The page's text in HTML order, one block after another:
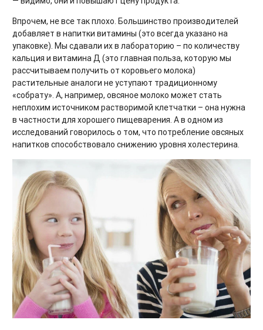
Впрочем, не все так плохо. Большинство производителей
добавляет в напитки витамины (это всегда указано на
упаковке). Мы сдавали их в лабораторию – по количеству
кальция и витамина Д (это главная польза, которую мы
рассчитываем получить от коровьего молока)
растительные аналоги не уступают традиционному
«собрату». А, например, овсяное молоко может стать
неплохим источником растворимой клетчатки – она нужна
в частности для хорошего пищеварения. А в одном из
исследований говорилось о том, что потребление овсяных
напитков способствовало снижению уровня холестерина.